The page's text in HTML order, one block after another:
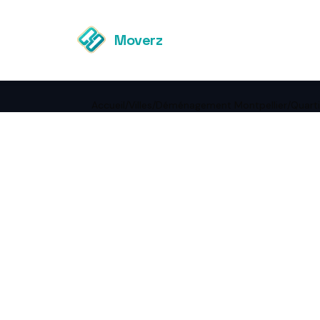
Moverz